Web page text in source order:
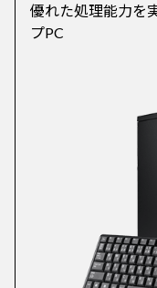
優れた処理能力を
プPC